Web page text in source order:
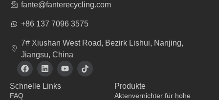
fante@fanterecycling.com
+86 137 7096 3575
7# Xiushan West Road, Bezirk Lishui, Nanjing,
Jiangsu, China
F
a
e
L
i
k
Y
o
T
i
Schnelle Links
FAQ
Produkte
Aktenvernichter für hohe